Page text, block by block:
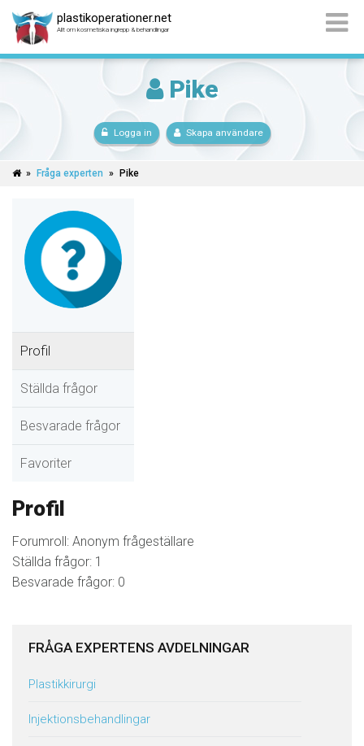
plastikoperationer.net
Allt om kosmetiska ingrepp & behandlingar
Pike
Logga in Skapa användare
» Fråga experten » Pike
Profil
Ställda frågor
Besvarade frågor
Favoriter
Profil
Forumroll: Anonym frågeställare
Ställda frågor: 1
Besvarade frågor: 0
FRÅGA EXPERTENS AVDELNINGAR
Plastikkirurgi
Injektionsbehandlingar